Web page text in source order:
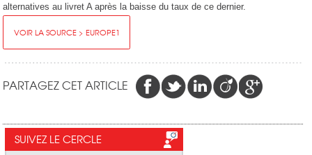
alternatives au livret A après la baisse du taux de ce dernier.
VOIR LA SOURCE > EUROPE1
PARTAGEZ CET ARTICLE
SUIVEZ LE CERCLE